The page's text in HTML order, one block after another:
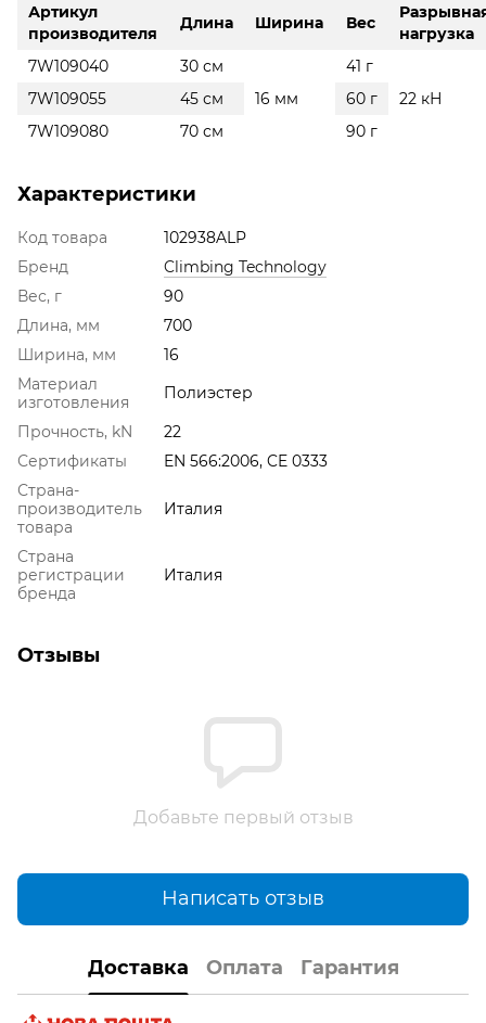
Артикул
производителя
Длина Ширина Вес
нагрузка
7W109040
30 см
16 мм
41 г
22 кН
7W109055 45 см
60 г
7W109080
70 см 90 г
Характеристики
Код товара
102938ALP
Бренд
Climbing Technology
Вес, г
90
Длина, мм
700
Ширина, мм
16
Материал
изготовления
Полиэстер
Прочность, kN
22
Сертификаты
EN 566:2006, CE 0333
Страна-
производитель
товара
Италия
Страна
регистрации
бренда
Италия
Отзывы
Добавьте первый отзыв
Написать отзыв
Доставка Оплата Гарантия